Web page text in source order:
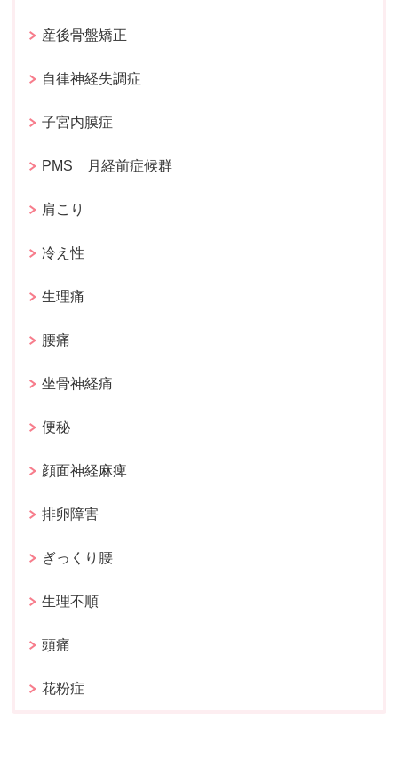
産後骨盤矯正
自律神経失調症
子宮内膜症
PMS 月経前症候群
肩こり
冷え性
生理痛
腰痛
坐骨神経痛
便秘
顔面神経麻痺
排卵障害
ぎっくり腰
生理不順
頭痛
花粉症